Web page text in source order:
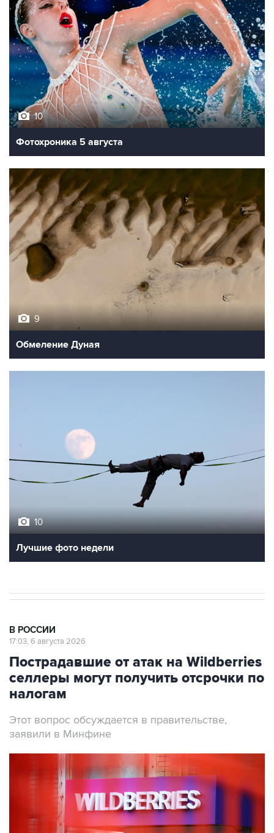
10
Фотохроника 5 августа
9
Обмеление Дуная
10
Лучшие фото недели
В РОССИИ
17:03, 6 августа 2026
Пострадавшие от атак на Wildberries
селлеры могут получить отсрочки по
налогам
Этот вопрос обсуждается в правительстве,
заявили в Минфине